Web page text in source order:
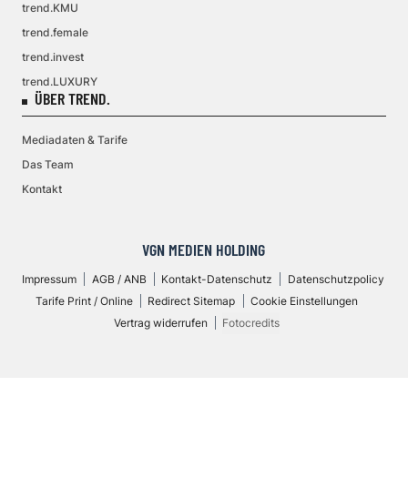
trend.KMU
trend.female
trend.invest
trend.LUXURY
ÜBER TREND.
Mediadaten & Tarife
Das Team
Kontakt
VGN MEDIEN HOLDING
Impressum AGB / ANB Kontakt-Datenschutz
Datenschutzpolicy
Tarife Print / Online
Redirect Sitemap
Cookie Einstellungen
Vertrag widerrufen
Fotocredits